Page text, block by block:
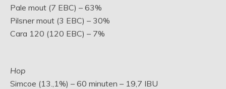
Pale mout (7 EBC) – 63%
Pilsner mout (3 EBC) – 30%
Cara 120 (120 EBC) – 7%
Hop
Simcoe (13.,1%) – 60 minuten – 19,7 IBU